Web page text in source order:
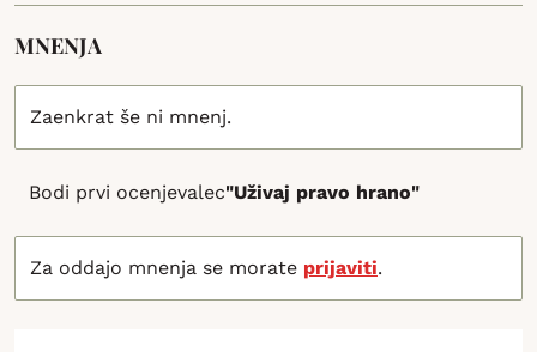
MNENJA
Zaenkrat še ni mnenj.
Bodi prvi ocenjevalec"Uživaj pravo hrano"
Za oddajo mnenja se morate prijaviti.